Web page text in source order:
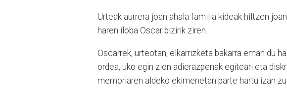
Urteak aurrera joan ahala familia kideak hiltzen
haren iloba Oscar bizirik ziren.
Oscarrek, urteotan, elkarrizketa bakarra eman du
ordea, uko egin zion adierazpenak egiteari eta
memoriaren aldeko ekimenetan parte hartu izan